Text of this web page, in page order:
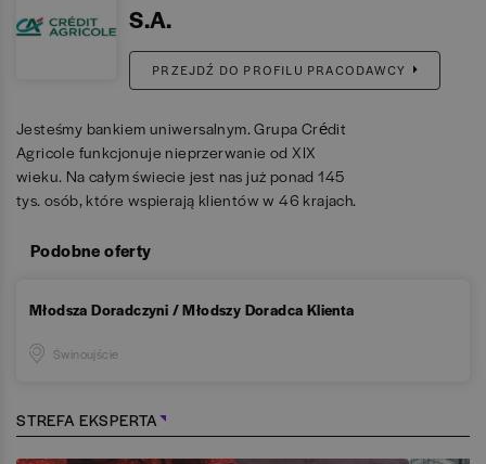
S.A.
PRZEJDŹ DO PROFILU PRACODAWCY
Jesteśmy bankiem uniwersalnym. Grupa Crédit
Agricole funkcjonuje nieprzerwanie od XIX
wieku. Na całym świecie jest nas już ponad 145
tys. osób, które wspierają klientów w 46 krajach.
Podobne oferty
Młodsza Doradczyni / Młodszy Doradca Klienta
Świnoujście
STREFA EKSPERTA